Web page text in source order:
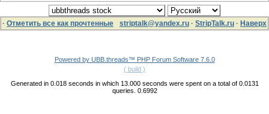
· Отметить все как прочтенные striptalk@yandex.ru · StripTalk.ru · Наверх
Powered by UBB.threads™ PHP Forum Software 7.6.0
( build )
Generated in 0.018 seconds in which 13.000 seconds were spent on a total of 0.0131
queries. 0.6992